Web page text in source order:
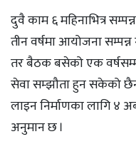
दुवै काम ६ महिनाभित्र
तीन वर्षमा आयोजना
तर बैठक बसेको एक
सेवा सम्झौता हुन सकेको
लाइन निर्माणका लागि ४
अनुमान छ ।